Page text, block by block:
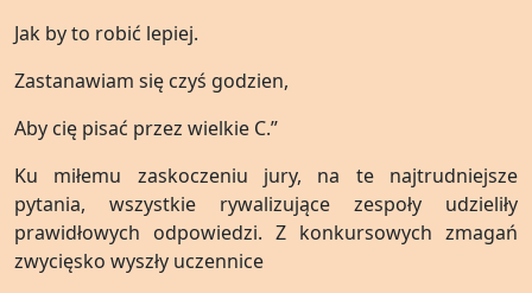
Jak by to robić lepiej.
Zastanawiam się czyś godzien,
Aby cię pisać przez wielkie C.”
Ku miłemu zaskoczeniu jury, na te najtrudniejsze
pytania, wszystkie rywalizujące zespoły udzieliły
prawidłowych odpowiedzi. Z konkursowych zmagań
zwycięsko wyszły uczennice